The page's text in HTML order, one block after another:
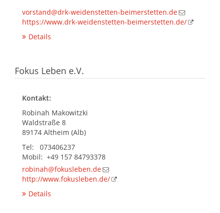
vorstand@drk-weidenstetten-beimerstetten.de
https://www.drk-weidenstetten-beimerstetten.de/
Details
Fokus Leben e.V.
Kontakt:
Robinah Makowitzki
Waldstraße 8
89174 Altheim (Alb)
Tel: 073406237
Mobil: +49 157 84793378
robinah@fokusleben.de
http://www.fokusleben.de/
Details